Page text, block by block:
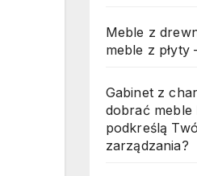
Meble z
meble z płyty
Gabinet z
dobrać
podkreślą
zarządzania?